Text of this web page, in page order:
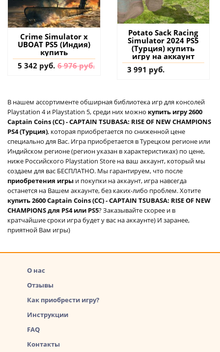
Crime Simulator x
UBOAT PS5 (Индия)
купить
5 342 руб. 6 976 руб.
Potato Sack Racing
Simulator 2024 PS5
(Турция) купить
игру на аккаунт
3 991 руб.
В нашем ассортименте обширная библиотека игр для консолей
Playstation 4 и Playstation 5, среди них можно купить игру 2600
Captain Coins (CC) - CAPTAIN TSUBASA: RISE OF NEW CHAMPIONS
PS4 (Турция), которая приобретается по сниженной цене
специально для Вас. Игра приобретается в Турецком регионе или
Индийском регионе (регион указан в характеристиках) по цене,
ниже Российского Playstation Store на ваш аккаунт, который мы
создаем для вас БЕСПЛАТНО. Мы гарантируем, что после
приобретения игры и покупки на аккаунт, игра навсегда
останется на Вашем аккаунте, без каких-либо проблем. Хотите
купить 2600 Captain Coins (CC) - CAPTAIN TSUBASA: RISE OF NEW
CHAMPIONS для PS4 или PS5? Заказывайте скорее и в
кратчайшие сроки игра будет у вас на аккаунте) И заранее,
приятной Вам игры)
О нас
Отзывы
Как приобрести игру?
Инструкции
FAQ
Контакты